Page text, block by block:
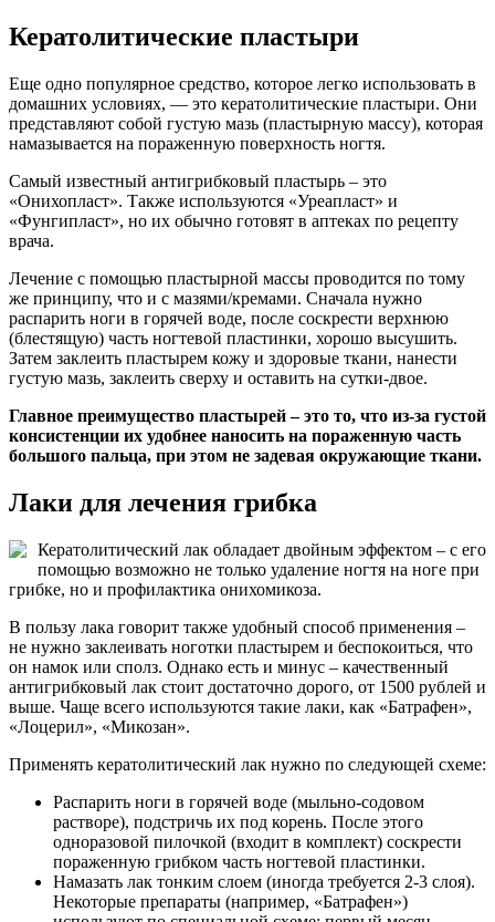
Кератолитические пластыри
Еще одно популярное средство, которое легко использовать в
домашних условиях, — это кератолитические пластыри. Они
представляют собой густую мазь (пластырную массу), которая
намазывается на пораженную поверхность ногтя.
Самый известный антигрибковый пластырь – это
«Онихопласт». Также используются «Уреапласт» и
«Фунгипласт», но их обычно готовят в аптеках по рецепту
врача.
Лечение с помощью пластырной массы проводится по тому
же принципу, что и с мазями/кремами. Сначала нужно
распарить ноги в горячей воде, после соскрести верхнюю
(блестящую) часть ногтевой пластинки, хорошо высушить.
Затем заклеить пластырем кожу и здоровые ткани, нанести
густую мазь, заклеить сверху и оставить на сутки-двое.
Главное преимущество пластырей – это то, что из-за густой
консистенции их удобнее наносить на пораженную часть
большого пальца, при этом не задевая окружающие ткани.
Лаки для лечения грибка
Кератолитический лак обладает двойным эффектом – с его
помощью возможно не только удаление ногтя на ноге при
грибке, но и профилактика онихомикоза.
В пользу лака говорит также удобный способ применения –
не нужно заклеивать ноготки пластырем и беспокоиться, что
он намок или сполз. Однако есть и минус – качественный
антигрибковый лак стоит достаточно дорого, от 1500 рублей и
выше. Чаще всего используются такие лаки, как «Батрафен»,
«Лоцерил», «Микозан».
Применять кератолитический лак нужно по следующей схеме:
Распарить ноги в горячей воде (мыльно-содовом
растворе), подстричь их под корень. После этого
одноразовой пилочкой (входит в комплект) соскрести
пораженную грибком часть ногтевой пластинки.
Намазать лак тонким слоем (иногда требуется 2-3 слоя).
Некоторые препараты (например, «Батрафен»)